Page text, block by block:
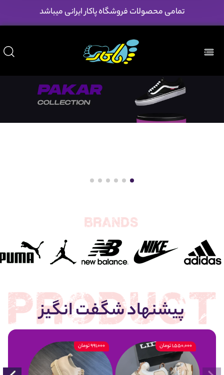
تمامی محصولات فروشگاه پاکار ایرانی میباشد
پیشنهاد شگفت انگیز
1,550,000 تومان 991,000 تومان